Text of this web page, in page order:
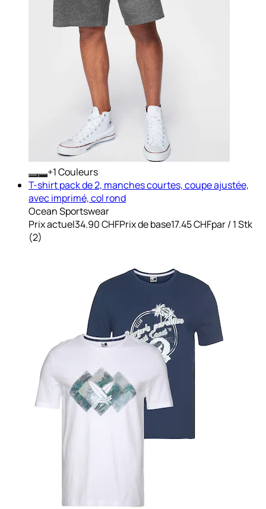
+ Couleurs
T-shirt pack de 2, manches courtes, coupe ajustée,
avec imprimé, col rond
Ocean Sportswear
Prix actuel34.90 CHFPrix de base17.45 CHFpar/ 1 Stk
(2)